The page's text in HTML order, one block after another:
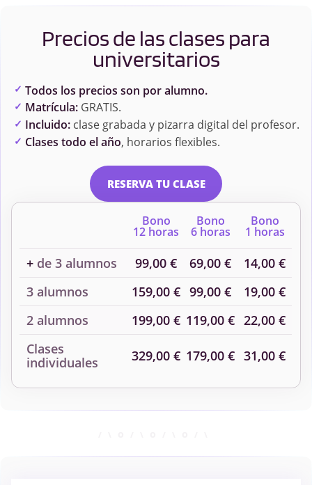
Precios de las clases para
universitarios
Todos los precios son por alumno.
Matrícula:GRATIS.
Incluido:clase grabada y pizarra digital del profesor.
Clases todo el año, horarios flexibles.
RESERVA TU CLASE
Bono
12 horas
Bono
6 horas
Bono
1 horas
+ de 3 alumnos 99,00 € 69,00 €
14,00 €
3 alumnos
159,00 € 99,00 €
19,00 €
2 alumnos
199,00 € 119,00 € 22,00 €
Clases
individuales
329,00 € 179,00 € 31,00 €